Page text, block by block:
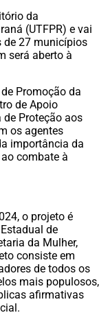
da
(UTFPR) e vai
de 27 municípios
será aberto à
Promoção da
de Apoio
Proteção aos
os agentes
importância da
combate à
o projeto é
de
da Mulher,
consiste em
de todos os
mais populosos,
afirmativas